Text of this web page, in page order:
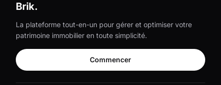
Brik.
La plateforme tout-en-un pour gérer et optimiser votre
patrimoine immobilier en toute simplicité.
Commencer